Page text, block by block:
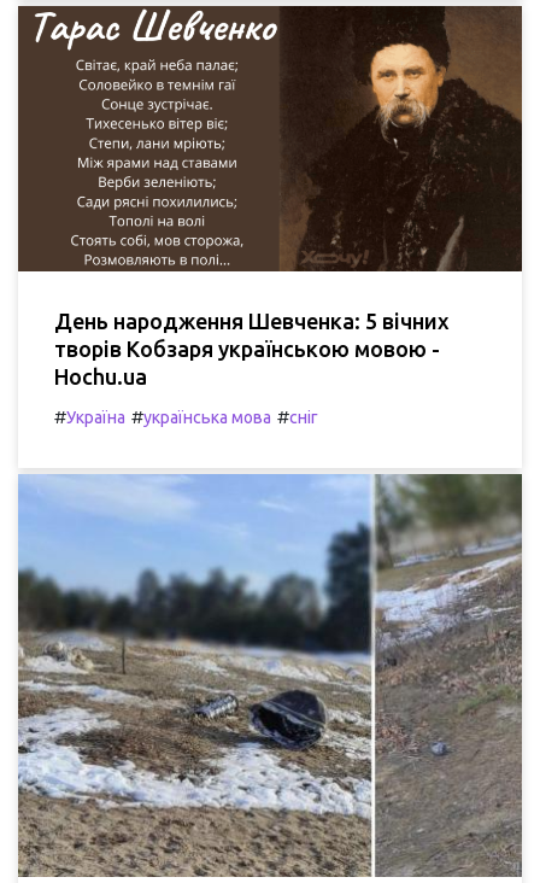
День народження Шевченка: 5 вічних
творів Кобзаря українською мовою -
Hochu.ua
#Україна #українська мова #сніг